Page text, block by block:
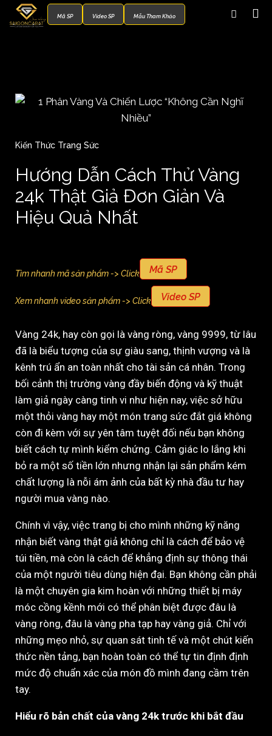
Mã SP Video SP Mẫu Tham Khảo
Kiến Thức Trang Sức
Hướng Dẫn Cách Thử Vàng
24k Thật Giả Đơn Giản Và
Hiệu Quả Nhất
Tìm nhanh mã sản phẩm -> Click Mã SP
Xem nhanh video sản phẩm -> Click Video SP
Vàng 24k, hay còn gọi là vàng ròng, vàng 9999, từ lâu
đã là biểu tượng của sự giàu sang, thịnh vượng và là
kênh trú ẩn an toàn nhất cho tài sản cá nhân. Trong
bối cảnh thị trường vàng đầy biến động và kỹ thuật
làm giả ngày càng tinh vi như hiện nay, việc sở hữu
một thỏi vàng hay một món trang sức đắt giá không
còn đi kèm với sự yên tâm tuyệt đối nếu bạn không
biết cách tự mình kiểm chứng. Cảm giác lo lắng khi
bỏ ra một số tiền lớn nhưng nhận lại sản phẩm kém
chất lượng là nỗi ám ảnh của bất kỳ nhà đầu tư hay
người mua vàng nào.
Chính vì vậy, việc trang bị cho mình những kỹ năng
nhận biết vàng thật giả không chỉ là cách để bảo vệ
túi tiền, mà còn là cách để khẳng định sự thông thái
của một người tiêu dùng hiện đại. Bạn không cần phải
là một chuyên gia kim hoàn với những thiết bị máy
móc cồng kềnh mới có thể phân biệt được đâu là
vàng ròng, đâu là vàng pha tạp hay vàng giả. Chỉ với
những mẹo nhỏ, sự quan sát tinh tế và một chút kiến
thức nền tảng, bạn hoàn toàn có thể tự tin định định
mức độ chuẩn xác của món đồ mình đang cầm trên
tay.
Hiểu rõ bản chất của vàng 24k trước khi bắt đầu